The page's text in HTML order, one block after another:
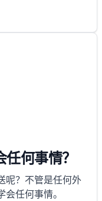
何事情？
呢？不管是任何外
任何事情。